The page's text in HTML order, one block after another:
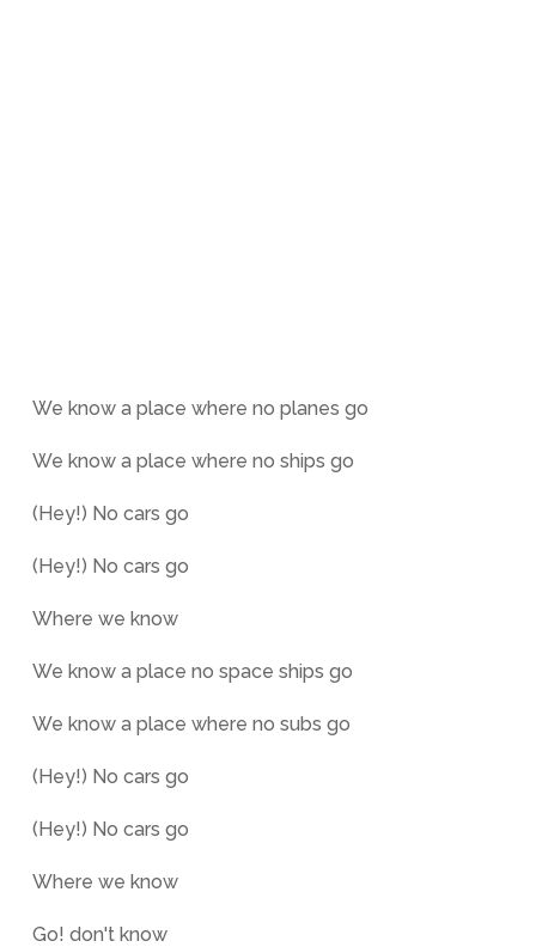
We know a place where no planes go
We know a place where no ships go
(Hey!) No cars go
(Hey!) No cars go
Where we know
We know a place no space ships go
We know a place where no subs go
(Hey!) No cars go
(Hey!) No cars go
Where we know
Go! don't know